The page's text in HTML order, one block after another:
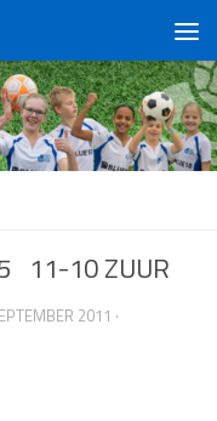
11-10 ZUUR
2011 ·